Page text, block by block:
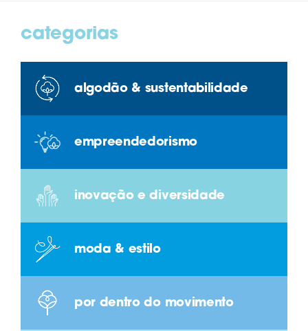
categorias
algodão & sustentabilidade
empreendedorismo
inovação e diversidade
moda & estilo
por dentro do movimento